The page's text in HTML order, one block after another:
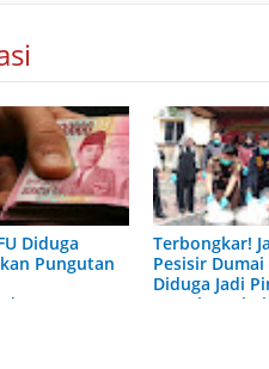
Diduga
Pungutan
Terbongkar!
Pesisir Dumai
Diduga Jadi
Masuk